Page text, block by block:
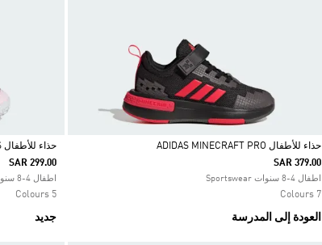
Selected
حذاء للأطفال ADIDAS MINECRAFT PRO
SAR 379.00
اطفال 4-8 سنوات Sportswear
7 Colours
العودة إلى المدرسة
Selected
حذاء للأطفال COURTFLASH TENNIS
SAR 299.00
اطفال 4-8 سنوات كرة المضرب
5 Colours
جديد